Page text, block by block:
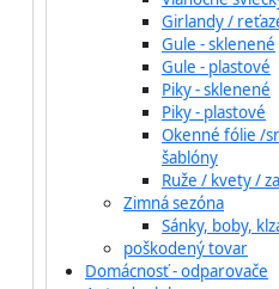
Girlandy /
Gule - sklenené
Gule - plastové
Piky - sklenené
Piky - plastové
Okenné fólie /
šablóny
Ruže / kvety /
Zimná sezóna
Sánky, boby,
poškodený tovar
Domácnosť - odparovače